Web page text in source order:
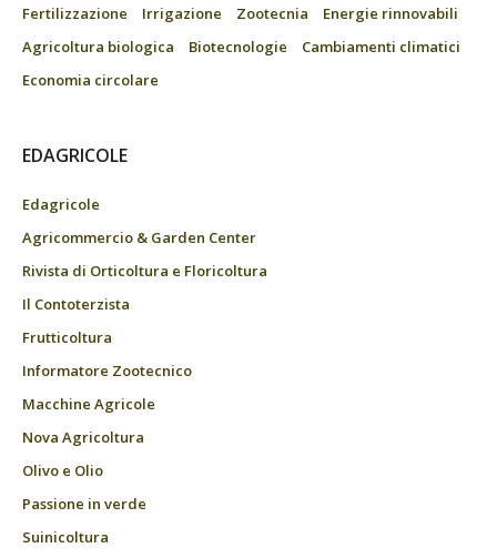
Fertilizzazione
Irrigazione Zootecnia
Energie rinnovabili
Agricoltura biologica
Biotecnologie
Cambiamenti climatici
Economia circolare
EDAGRICOLE
Edagricole
Agricommercio & Garden Center
Rivista di Orticoltura e Floricoltura
Il Contoterzista
Frutticoltura
Informatore Zootecnico
Macchine Agricole
Nova Agricoltura
Olivo e Olio
Passione in verde
Suinicoltura